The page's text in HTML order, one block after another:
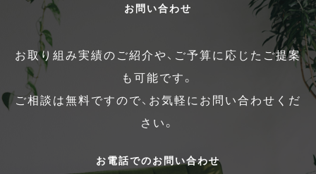
お問い合わせ
お取り組み実績のご紹介や、ご予算に応じたご提案
も可能です。
ご相談は無料ですので、お気軽にお問い合わせくだ
さい。
お電話でのお問い合わせ